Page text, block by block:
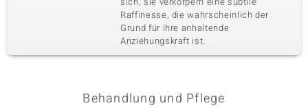
Orangener Tuléar-Saphir
Anzahl und Größe
10 à 1,3 mm
0,102 ct
Schliff
Rundschliff
Raffinesse, die wahrscheinlich der
Grund für ihre anhaltende
Anziehungskraft ist.
Behandlung und Pflege